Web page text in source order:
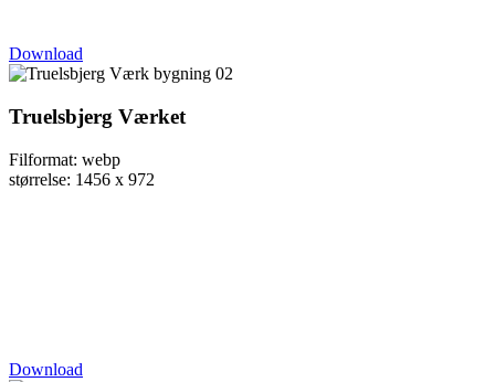
Download
Truelsbjerg Værket
Filformat: webp
størrelse: 1456 x 972
Download